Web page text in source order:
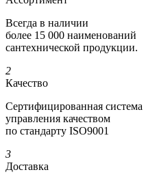
Всегда в наличии
более 15 000 наименований
сантехнической продукции.
2
Качество
Сертифициро­ванная система
управления качеством
по стандарту ISO9001
3
Доставка